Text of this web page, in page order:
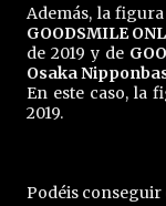
Además, la
GOODSMILE
de 2019 y de
Osaka
En este caso, la
2019.
Podéis conseguir